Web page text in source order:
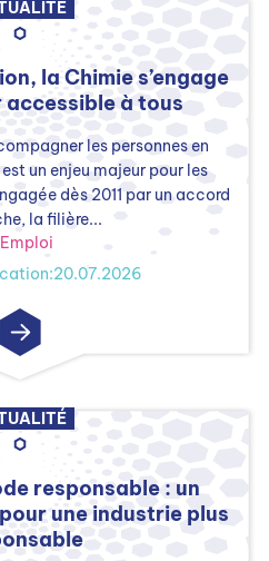
la Chimie s’engage
accessible à tous
les personnes en
un enjeu majeur pour les
dès 2011 par un accord
la filière...
responsable : un
une industrie plus